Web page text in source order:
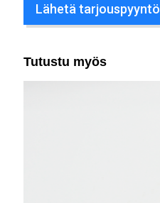
Lähetä tarjouspyyntö
Tutustu myös